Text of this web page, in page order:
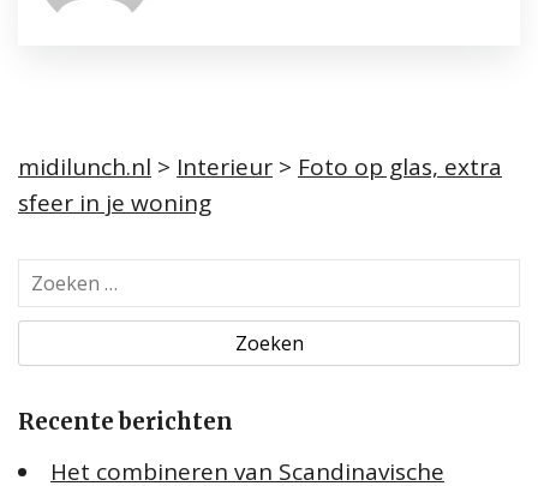
midilunch.nl > Interieur > Foto op glas, extra
sfeer in je woning
o
k
n
Recente berichten
Het combineren van Scandinavische